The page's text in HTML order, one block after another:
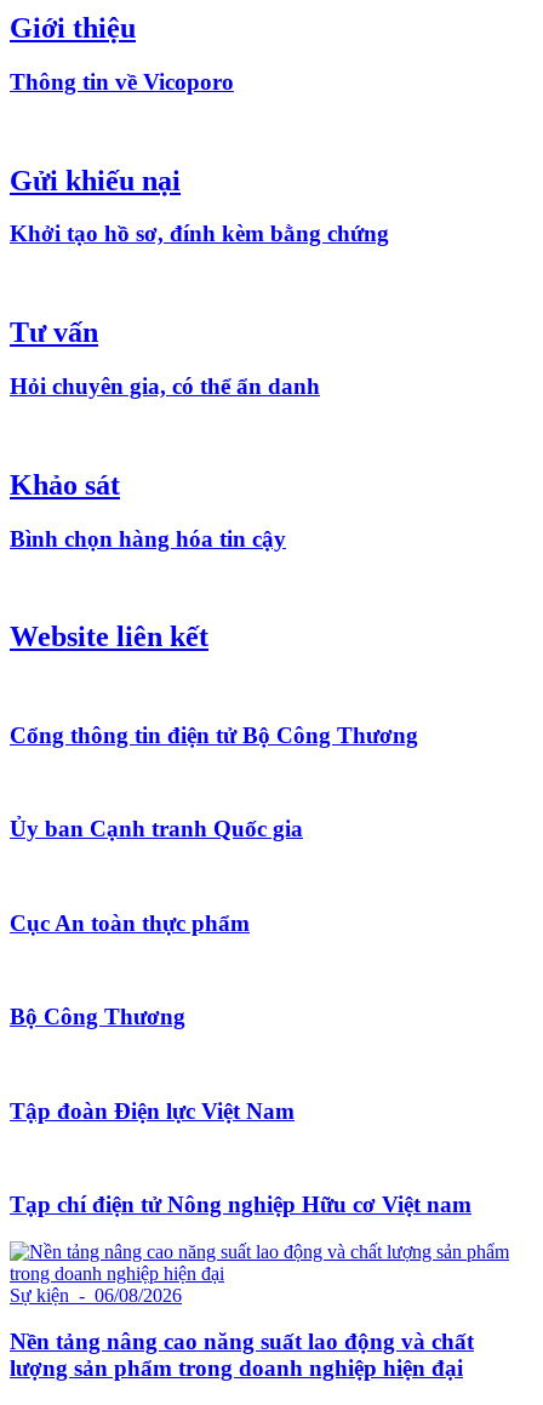
Giới thiệu
Thông tin về Vicoporo
Gửi khiếu nại
Khởi tạo hồ sơ, đính kèm bằng chứng
Tư vấn
Hỏi chuyên gia, có thể ẩn danh
Khảo sát
Bình chọn hàng hóa tin cậy
Website liên kết
Cổng thông tin điện tử Bộ Công Thương
Ủy ban Cạnh tranh Quốc gia
Cục An toàn thực phẩm
Bộ Công Thương
Tập đoàn Điện lực Việt Nam
Tạp chí điện tử Nông nghiệp Hữu cơ Việt nam
Sự kiện - 06/08/2026
Nền tảng nâng cao năng suất lao động và chất
lượng sản phẩm trong doanh nghiệp hiện đại